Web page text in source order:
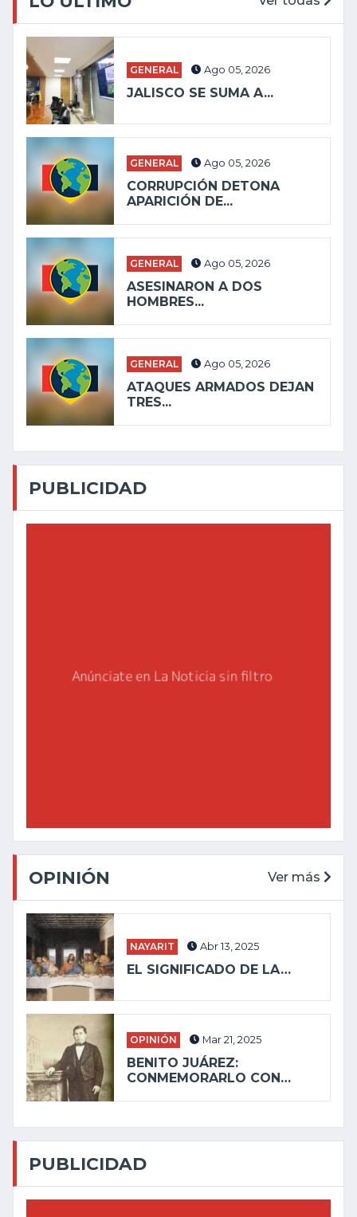
GENERAL Ago 05, 2026
JALISCO SE SUMA A...
GENERAL Ago 05, 2026
CORRUPCIÓN DETONA
APARICIÓN DE...
GENERAL Ago 05, 2026
ASESINARON A DOS
HOMBRES...
GENERAL Ago 05, 2026
ATAQUES ARMADOS DEJAN
TRES...
PUBLICIDAD
OPINIÓN Ver más
NAYARIT Abr 13, 2025
EL SIGNIFICADO DE LA…
OPINIÓN Mar 21, 2025
BENITO JUÁREZ:
CONMEMORARLO CON…
PUBLICIDAD